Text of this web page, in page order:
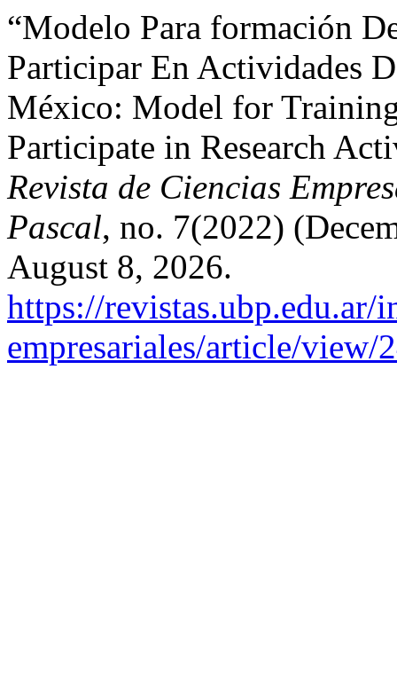
“Modelo Para formación
Participar En Actividades
México: Model for
Participate in Research
Revista de Ciencias
Pascal, no. 7(2022)
August 8, 2026.
https://revistas.ubp.edu.ar/
empresariales/article/